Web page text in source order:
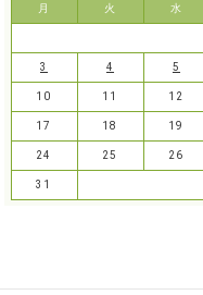
月 火 水
3 4 5
10 11 12
17 18 19
24 25 26
31